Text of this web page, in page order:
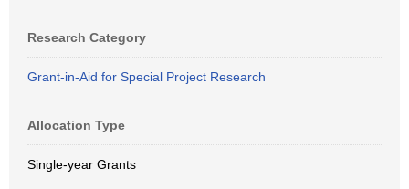
Research Category
Grant-in-Aid for Special Project Research
Allocation Type
Single-year Grants